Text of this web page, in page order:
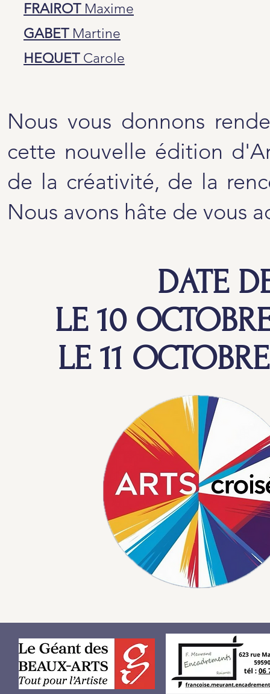
FRAIROT Maxime
GABET Martine
HEQUET Carole
Nous vous donnons
cette nouvelle édition
de la créativité, de la
Nous avons hâte de vous
DATE
LE 10
LE 11